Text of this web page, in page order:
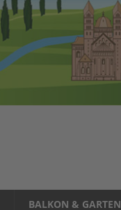
BALKON & GARTEN